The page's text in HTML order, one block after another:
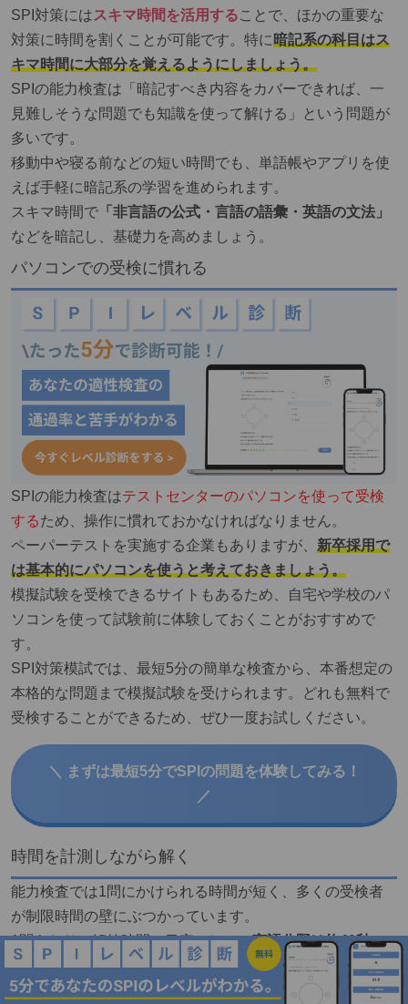
SPI対策にはスキマ時間を活用することで、ほかの重要な
対策に時間を割くことが可能です。特に暗記系の科目はス
キマ時間に大部分を覚えるようにしましょう。
SPIの能力検査は「暗記すべき内容をカバーできれば、一
見難しそうな問題でも知識を使って解ける」という問題が
多いです。
移動中や寝る前などの短い時間でも、単語帳やアプリを使
えば手軽に暗記系の学習を進められます。
スキマ時間で 「非言語の公式・言語の語彙・英語の文法」
などを暗記し、基礎力を高めましょう 。
パソコンでの受検に慣れる
SPIの能力検査はテストセンターのパソコンを使って受検
するため、操作に慣れておかなければなりません。
ペーパーテストを実施する企業もありますが、 新卒採用で
は基本的にパソコンを使うと考えておきましょう。
模擬試験を受検できるサイトもあるため、自宅や学校のパ
ソコンを使って試験前に体験しておくことがおすすめで
す。
SPI対策模試では、最短5分の簡単な検査から、本番想定の
本格的な問題まで模擬試験を受けられます。どれも無料で
受検することができるため、ぜひ一度お試しください。
＼ まずは最短5分でSPIの問題を体験してみる！
／
時間を計測しながら解く
能力検査では1問にかけられる時間が短く、多くの受検者
が制限時間の壁にぶつかっています。
1問あたりの解答時間の目安として、言語分野は約40秒、
非言語分野は約80秒で問題を解かなければなりません。
わかる問題だったとしても、時間内に解くことができなけ